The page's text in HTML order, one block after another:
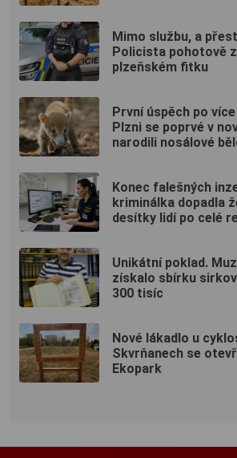
Mimo službu, a
Policista pohotově
plzeňském fitku
První úspěch po
Plzni se poprvé v
narodili nosálové
Konec falešných
kriminálka dopadla
desítky lidí po celé
Unikátní poklad.
získalo sbírku
300 tisíc
Nové lákadlo u
Skvrňanech se
Ekopark